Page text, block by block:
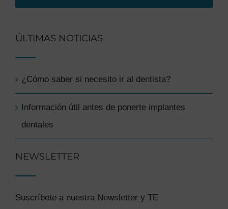
ÚLTIMAS NOTICIAS
¿Cómo saber si necesito ir al dentista?
Información útil antes de ponerte implantes
dentales
NEWSLETTER
Suscríbete a nuestra Newsletter y TE